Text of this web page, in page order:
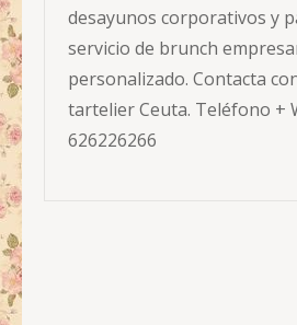
desayunos corporativos y
servicio de brunch
personalizado. Contacta
tartelier Ceuta. Teléfono +
626226266